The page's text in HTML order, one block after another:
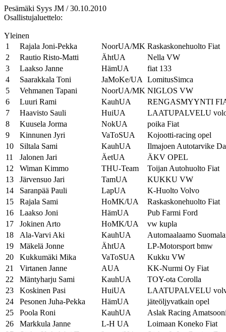
Pesämäki Syys JM / 30.10.2010
Osallistujaluettelo:
Yleinen
1
Rajala Joni-Pekka NoorUA/MK Raskaskonehuolto Fiat
2
Rautio Risto-Matti ÄhtUA
Nella VW
3
Laakso Janne HämUA
fiat 133
4
Saarakkala Toni JaMoKe/UA
LomitusSimca
5
Vehmanen Tapani NoorUA/MK NIGLOS VW
6
Luuri Rami KauhUA
RENGASMYYNTI
7
Haavisto Sauli HuiUA
LAATUPALVELU
8
Kuusela Jorma NokUA
poika Fiat
9
Kinnunen Jyri VaToSUA
Kojootti-racing opel
10
Siltala Sami KauhUA
Ilmajoen Autotarvike
11
Jalonen Jari ÄetUA
ÄKV OPEL
12
Wiman Kimmo THU-Team
Toijan Autohuolto Fiat
13
Järvensuo Jari TamUA
KUKKU VW
14
Saranpää Pauli LapUA
K-Huolto Volvo
15
Rajala Sami HoMK/UA
Raskaskonehuolto Fiat
16
Laakso Joni HämUA
Pub Farmi Ford
17
Jokinen Arto HoMK/UA
vw kupla
18
Ala-Varvi Aki KauhUA
Automaalaamo
19
Mäkelä Jonne ÄhtUA
LP-Motorsport bmw
20
Kukkumäki Mika VaToSUA
Kukku VW
21
Virtanen Janne AUA
KK-Nurmi Oy Fiat
22
Mäntyharju Sami KauhUA
TOY-ota Corolla
23
Koskinen Pasi HuiUA
LAATUPALVELU
24
Pesonen Juha-Pekka HämUA
jäteöljyvatkain opel
25
Poola Roni KauhUA
Aslak Racing
26
Markkula Janne L-H UA
Loimaan Koneko Fiat